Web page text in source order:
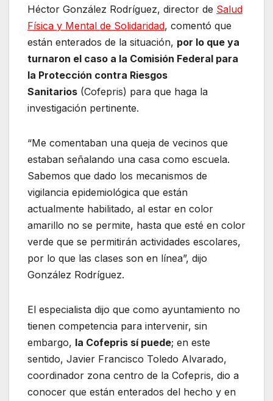
Héctor González Rodríguez, director de Salud
Física y Mental de Solidaridad, comentó que
están enterados de la situación, por lo que ya
turnaron el caso a la Comisión Federal para
la Protección contra Riesgos
Sanitarios (Cofepris) para que haga la
investigación pertinente.
“Me comentaban una queja de vecinos que
estaban señalando una casa como escuela.
Sabemos que dado los mecanismos de
vigilancia epidemiológica que están
actualmente habilitado, al estar en color
amarillo no se permite, hasta que esté en color
verde que se permitirán actividades escolares,
por lo que las clases son en línea”, dijo
González Rodríguez.
El especialista dijo que como ayuntamiento no
tienen competencia para intervenir, sin
embargo, la Cofepris sí puede; en este
sentido, Javier Francisco Toledo Alvarado,
coordinador zona centro de la Cofepris, dio a
conocer que están enterados del hecho y en